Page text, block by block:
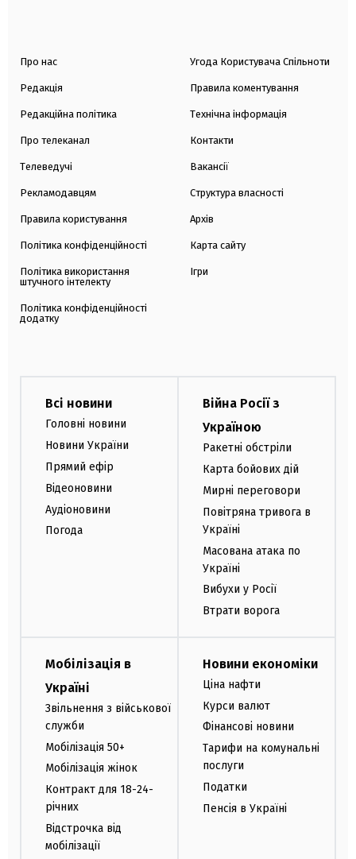
Про нас
Редакція
Редакційна політика
Про телеканал
Телеведучі
Рекламодавцям
Правила користування
Політика конфіденційності
Політика використання
штучного інтелекту
Політика конфіденційності
додатку
Угода Користувача Спільноти
Правила коментування
Технічна інформація
Контакти
Вакансії
Структура власності
Архів
Карта сайту
Ігри
Всі новини
Головні новини
Новини України
Прямий ефір
Відеоновини
Аудіоновини
Погода
Війна Росії з
Україною
Ракетні обстріли
Карта бойових дій
Мирні переговори
Повітряна тривога в
Україні
Масована атака по
Україні
Вибухи у Росії
Втрати ворога
Мобілізація в
Україні
Звільнення з військової
служби
Мобілізація 50+
Мобілізація жінок
Контракт для 18-24-
річних
Відстрочка від
мобілізації
Новини економіки
Ціна нафти
Курси валют
Фінансові новини
Тарифи на комунальні
послуги
Податки
Пенсія в Україні